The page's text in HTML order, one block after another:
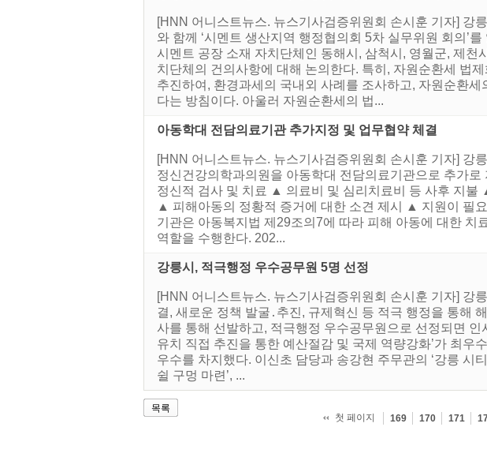
[HNN 어니스트뉴스. 뉴스기사검증위원회 손시훈 기자] 강
와 함께 ‘시멘트 생산지역 행정협의회 5차 실무위원 회의’
시멘트 공장 소재 자치단체인 동해시, 삼척시, 영월군, 제
치단체의 건의사항에 대해 논의한다. 특히, 자원순환세 법
추진하여, 환경과세의 국내외 사례를 조사하고, 자원순환
다는 방침이다. 아울러 자원순환세의 법...
아동학대 전담의료기관 추가지정 및 업무협약 체결
[HNN 어니스트뉴스. 뉴스기사검증위원회 손시훈 기자] 강
정신건강의학과의원을 아동학대 전담의료기관으로 추가
정신적 검사 및 치료 ▲ 의료비 및 심리치료비 등 사후 지
▲ 피해아동의 정황적 증거에 대한 소견 제시 ▲ 지원이 필
기관은 아동복지법 제29조의7에 따라 피해 아동에 대한 치
역할을 수행한다. 202...
강릉시, 적극행정 우수공무원 5명 선정
[HNN 어니스트뉴스. 뉴스기사검증위원회 손시훈 기자] 강
결, 새로운 정책 발굴․추진, 규제혁신 등 적극 행정을 통해
사를 통해 선발하고, 적극행정 우수공무원으로 선정되면
유치 직접 추진을 통한 예산절감 및 국제 역량강화’가 최우
우수를 차지했다. 이신초 담당과 송강현 주무관의 ‘강릉 시
쉴 구멍 마련’, ...
목록
첫 페이지
169 170 171